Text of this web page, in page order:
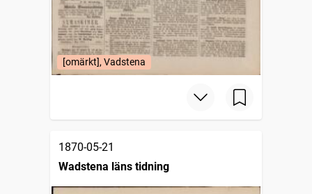
[omärkt], Vadstena
1870-05-21
Wadstena läns tidning